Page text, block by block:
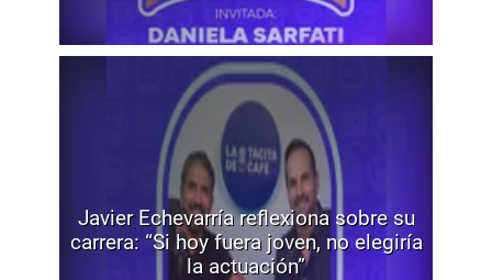
Javier Echevarría reflexiona sobre su
carrera: “Si hoy fuera joven, no elegiría
la actuación”